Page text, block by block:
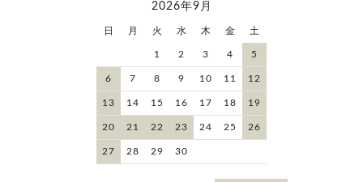
2026年9月
日 月 火 水 木 金 土
1 2 3 4 5
6 7 8 9 10 11 12
13 14 15 16 17 18 19
20 21 22 23 24 25 26
27 28 29 30